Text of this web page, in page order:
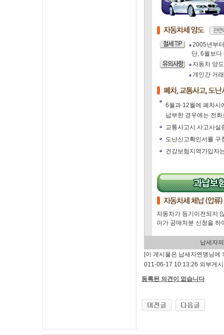
2005년부
단, 6월보
자동차 양
개인간 거
6월과 12월에 폐차시
납부한 경우에는 전
교통사고시 사고사실
도난신고확인서를 구
건강보험지역가입자
자동차가 등기이전되지
아가 공매처분 신청을 하
납세자
[이 게시물은 납세자연맹님
011-06-17 10:13:26 외부게
등록된 의견이 없습니다